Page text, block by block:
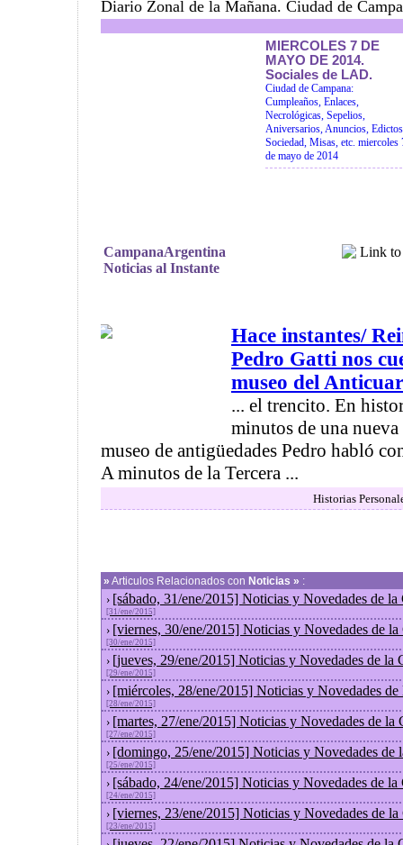
Diario Zonal de la Mañana. Ciudad de
MIERCOLES 7 DE
MAYO DE 2014.
Sociales de LAD.
Ciudad de Campana:
Cumpleaños, Enlaces,
Necrológicas, Sepelios,
Aniversarios, Anuncios,
Sociedad, Misas, etc. miercoles
de mayo de 2014
CampanaArgentina
Noticias al Instante
Hace instantes/
Pedro Gatti nos
museo del
... el trencito. En
minutos de una
museo de antigüedades Pedro habló
A minutos de la Tercera ...
Historias
» Articulos Relacionados con Noticias » :
› [sábado, 31/ene/2015] Noticias y Novedades de la
[31/ene/2015]
› [viernes, 30/ene/2015] Noticias y Novedades de
[30/ene/2015]
› [jueves, 29/ene/2015] Noticias y Novedades de la
[29/ene/2015]
› [miércoles, 28/ene/2015] Noticias y Novedades
[28/ene/2015]
› [martes, 27/ene/2015] Noticias y Novedades de la
[27/ene/2015]
› [domingo, 25/ene/2015] Noticias y Novedades de
[25/ene/2015]
› [sábado, 24/ene/2015] Noticias y Novedades de la
[24/ene/2015]
› [viernes, 23/ene/2015] Noticias y Novedades de
[23/ene/2015]